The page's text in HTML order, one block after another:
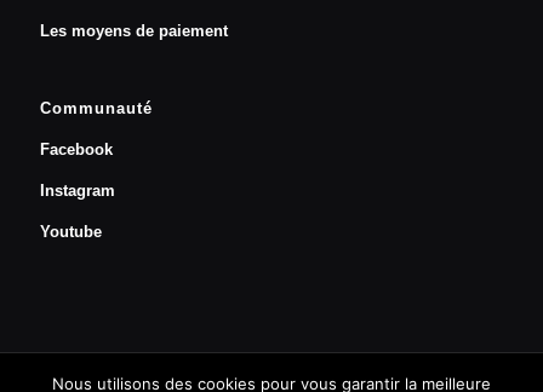
Les moyens de paiement
Communauté
Facebook
Instagram
Youtube
Nous utilisons des cookies pour vous garantir la meilleure